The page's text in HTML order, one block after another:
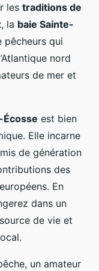
les traditions de
, la baie Sainte-
pêcheurs qui
nord
de mer et
est bien
Elle incarne
de génération
des
En
dans un
de vie et
un amateur